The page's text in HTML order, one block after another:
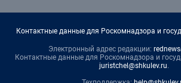
Контактные данные для Роскомнадзора и
Электронный адрес редакции:
Контактные данные для Роскомнадзора и
juristchel@shkulev.ru.